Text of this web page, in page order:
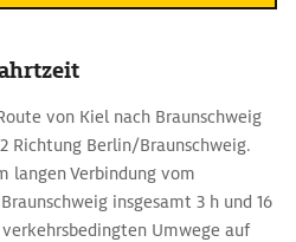
von Kiel nach Braunschweig
Richtung Berlin/Braunschweig.
langen Verbindung vom
insgesamt 3 h und 16
Umwege auf